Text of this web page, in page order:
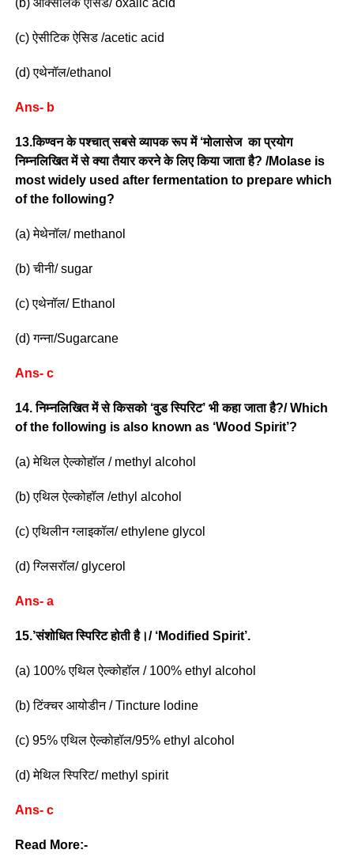
(c) ऐसीटिक ऐसिड /acetic acid
(d) एथेनॉल/ethanol
Ans- b
13.किण्वन के पश्चात् सबसे व्यापक रूप में ‘मोलासेज का प्रयोग
निम्नलिखित में से क्या तैयार करने के लिए किया जाता है? /Molase is
most widely used after fermentation to prepare which
of the following?
(a) मेथेनॉल/ methanol
(b) चीनी/ sugar
(c) एथेनॉल/ Ethanol
(d) गन्ना/Sugarcane
Ans- c
14. निम्नलिखित में से किसको ‘वुड स्पिरिट’ भी कहा जाता है?/ Which
of the following is also known as ‘Wood Spirit’?
(a) मेथिल ऐल्कोहॉल / methyl alcohol
(b) एथिल ऐल्कोहॉल /ethyl alcohol
(c) एथिलीन ग्लाइकॉल/ ethylene glycol
(d) ग्लिसरॉल/ glycerol
Ans- a
15.’संशोधित स्पिरिट होती है।/ ‘Modified Spirit’.
(a) 100% एथिल ऐल्कोहॉल / 100% ethyl alcohol
(b) टिंक्चर आयोडीन / Tincture lodine
(c) 95% एथिल ऐल्कोहॉल/95% ethyl alcohol
(d) मेथिल स्पिरिट/ methyl spirit
Ans- c
Read More:-